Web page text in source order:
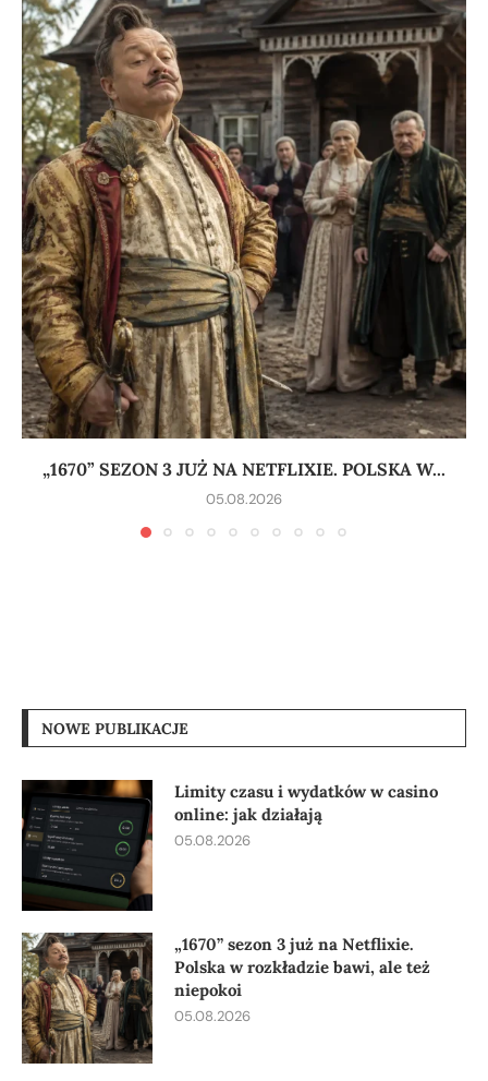
„1670” SEZON 3 JUŻ NA NETFLIXIE. POLSKA W...
05.08.2026
NOWE PUBLIKACJE
Limity czasu i wydatków w casino
online: jak działają
05.08.2026
„1670” sezon 3 już na Netflixie.
Polska w rozkładzie bawi, ale też
niepokoi
05.08.2026